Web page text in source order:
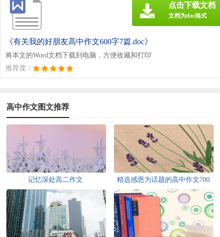
《有关我的好朋友高中作文600字7篇.doc》
将本文的Word文档下载到电脑，方便收藏和打印
推荐度：
点击下载文档
文档为doc格式
高中作文图文推荐
记忆深处高二作文
精选感恩为话题的高中作文700
字集锦八篇